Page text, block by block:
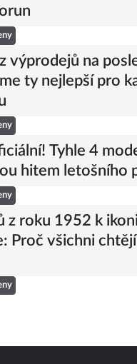
výprodejů na
ty nejlepší pro
Tyhle 4
hitem letošního
z roku 1952 k
Proč všichni